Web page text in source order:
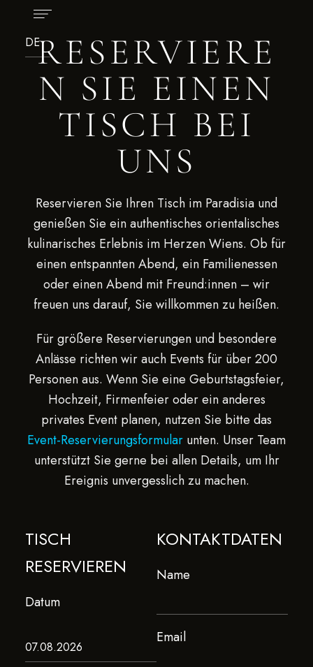
RESERVIERE
N SIE EINEN
TISCH BEI
UNS
Reservieren Sie Ihren Tisch im Paradisia und
genießen Sie ein authentisches orientalisches
kulinarisches Erlebnis im Herzen Wiens. Ob für
einen entspannten Abend, ein Familienessen
oder einen Abend mit Freund:innen – wir
freuen uns darauf, Sie willkommen zu heißen.
Für größere Reservierungen und besondere
Anlässe richten wir auch Events für über 200
Personen aus. Wenn Sie eine Geburtstagsfeier,
Hochzeit, Firmenfeier oder ein anderes
privates Event planen, nutzen Sie bitte das
Event-Reservierungsformular unten. Unser Team
unterstützt Sie gerne bei allen Details, um Ihr
Ereignis unvergesslich zu machen.
Name
Email